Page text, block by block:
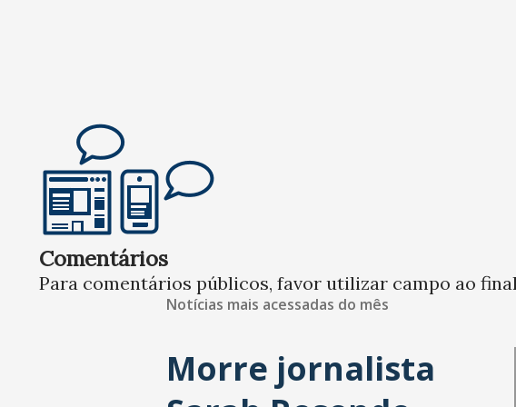
Comentários
Para comentários públicos, favor utilizar campo ao
Notícias mais acessadas do mês
Morre jornalista